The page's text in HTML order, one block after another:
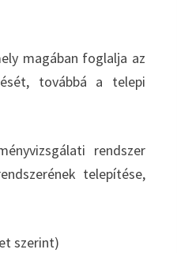
magában foglalja az
továbbá a telepi
rendszer
telepítése,
szerint)